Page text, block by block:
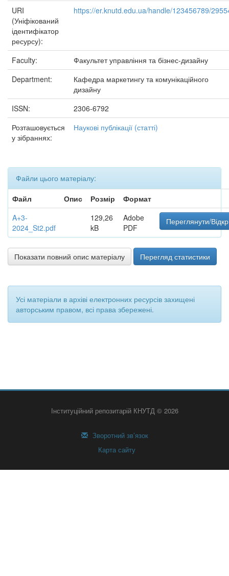
URI
(Уніфікований
ідентифікатор
ресурсу):
https://er.knutd.edu.ua/handle/123456789/
Faculty:
Факультет управління та бізнес-дизайну
Department:
Кафедра маркетингу та комунікаційного
дизайну
ISSN:
2306-6792
Розташовується
у зібраннях:
Наукові публікації (статті)
Файли цього матеріалу:
Файл
Опис Розмір
Формат
A+3-
2024_St2.pdf
129,26
kB
Adobe
PDF
Переглянути/
Показати повний опис матеріалу Перегляд статистики
Усі матеріали в архіві електронних ресурсів захищені
авторським правом, всі права збережені.
Інституційний репозитарій КНУТД © 2026
Зворотний зв’язок
Карта сайту